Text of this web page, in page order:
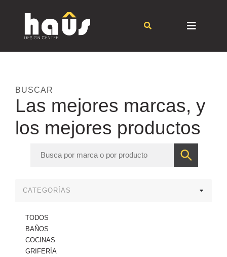
BUSCAR
Las mejores marcas, y
los mejores productos
CATEGORÍAS
TODOS
BAÑOS
COCINAS
GRIFERÍA